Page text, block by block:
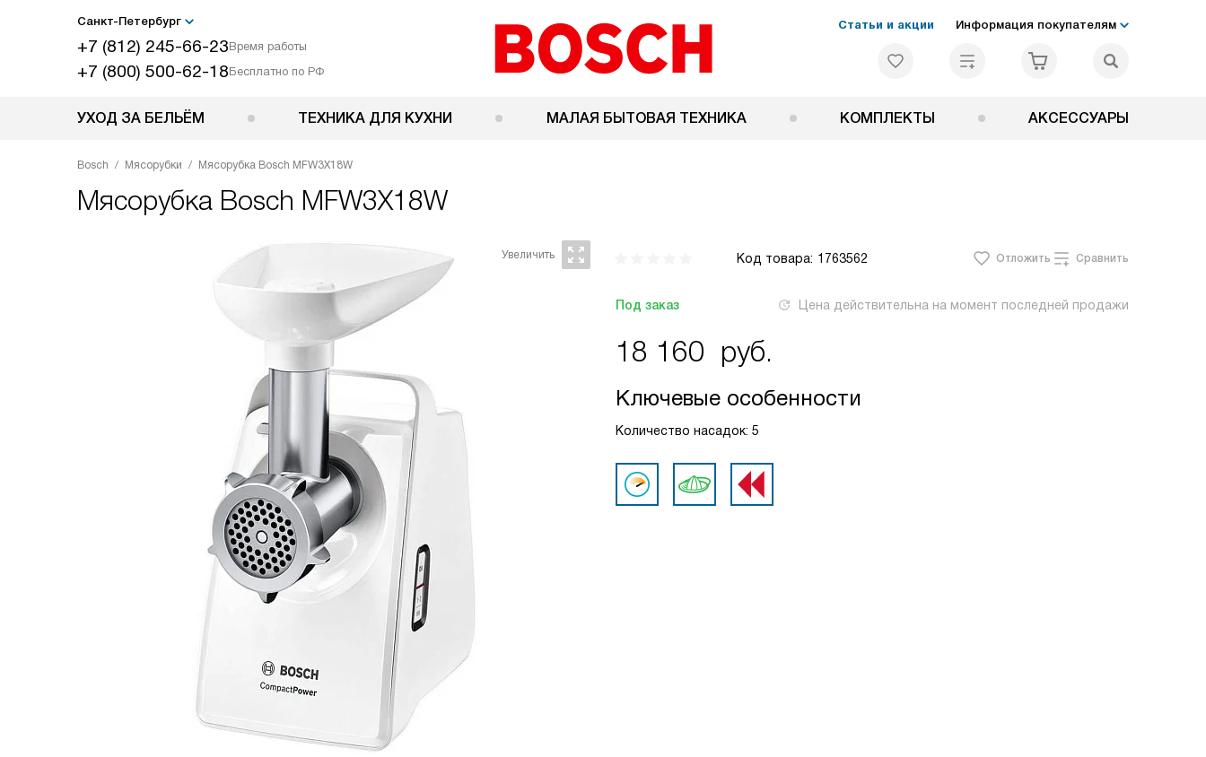
Санкт-Петербург
+7 (812) 245-66-23Время работы
+7 (800) 500-62-18Бесплатно по РФ
Статьи и акции Информация покупателям
УХОД ЗА БЕЛЬЁМ ТЕХНИКА ДЛЯ КУХНИ МАЛАЯ БЫТОВАЯ ТЕХНИКА КОМПЛЕКТЫ АКСЕССУАРЫ
Bosch Мясорубки Мясорубка Bosch MFW3X18W
Мясорубка Bosch MFW3X18W
Код товара: 1763562 Отложить Сравнить
Под заказ Цена действительна на момент последней продажи
18 160 руб.
Ключевые особенности
Количество насадок: 5